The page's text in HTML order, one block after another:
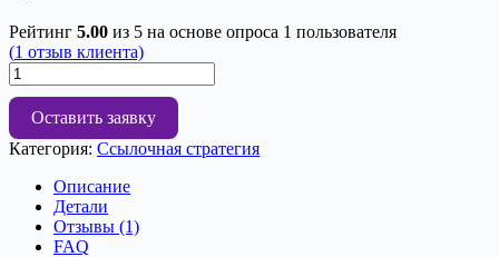
Рейтинг 5.00 из 5 на основе опроса 1 пользователя
(1 отзыв клиента)
Количество
товара
Размещение
внешних
ссылок
трастовых
площадках
Оставить заявку
Категория: Ссылочная стратегия
Описание
Детали
Отзывы (1)
FAQ